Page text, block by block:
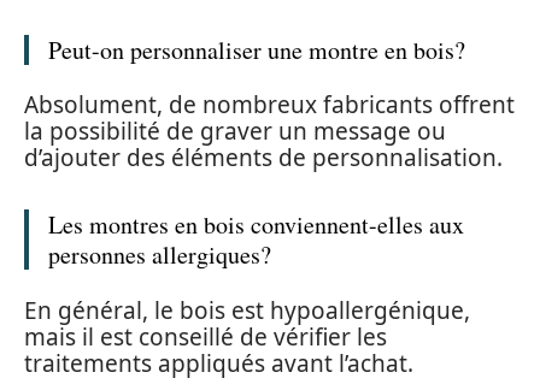
Peut-on personnaliser une montre en bois?
Absolument, de nombreux fabricants offrent
la possibilité de graver un message ou
d’ajouter des éléments de personnalisation.
Les montres en bois conviennent-elles aux
personnes allergiques?
En général, le bois est hypoallergénique,
mais il est conseillé de vérifier les
traitements appliqués avant l’achat.